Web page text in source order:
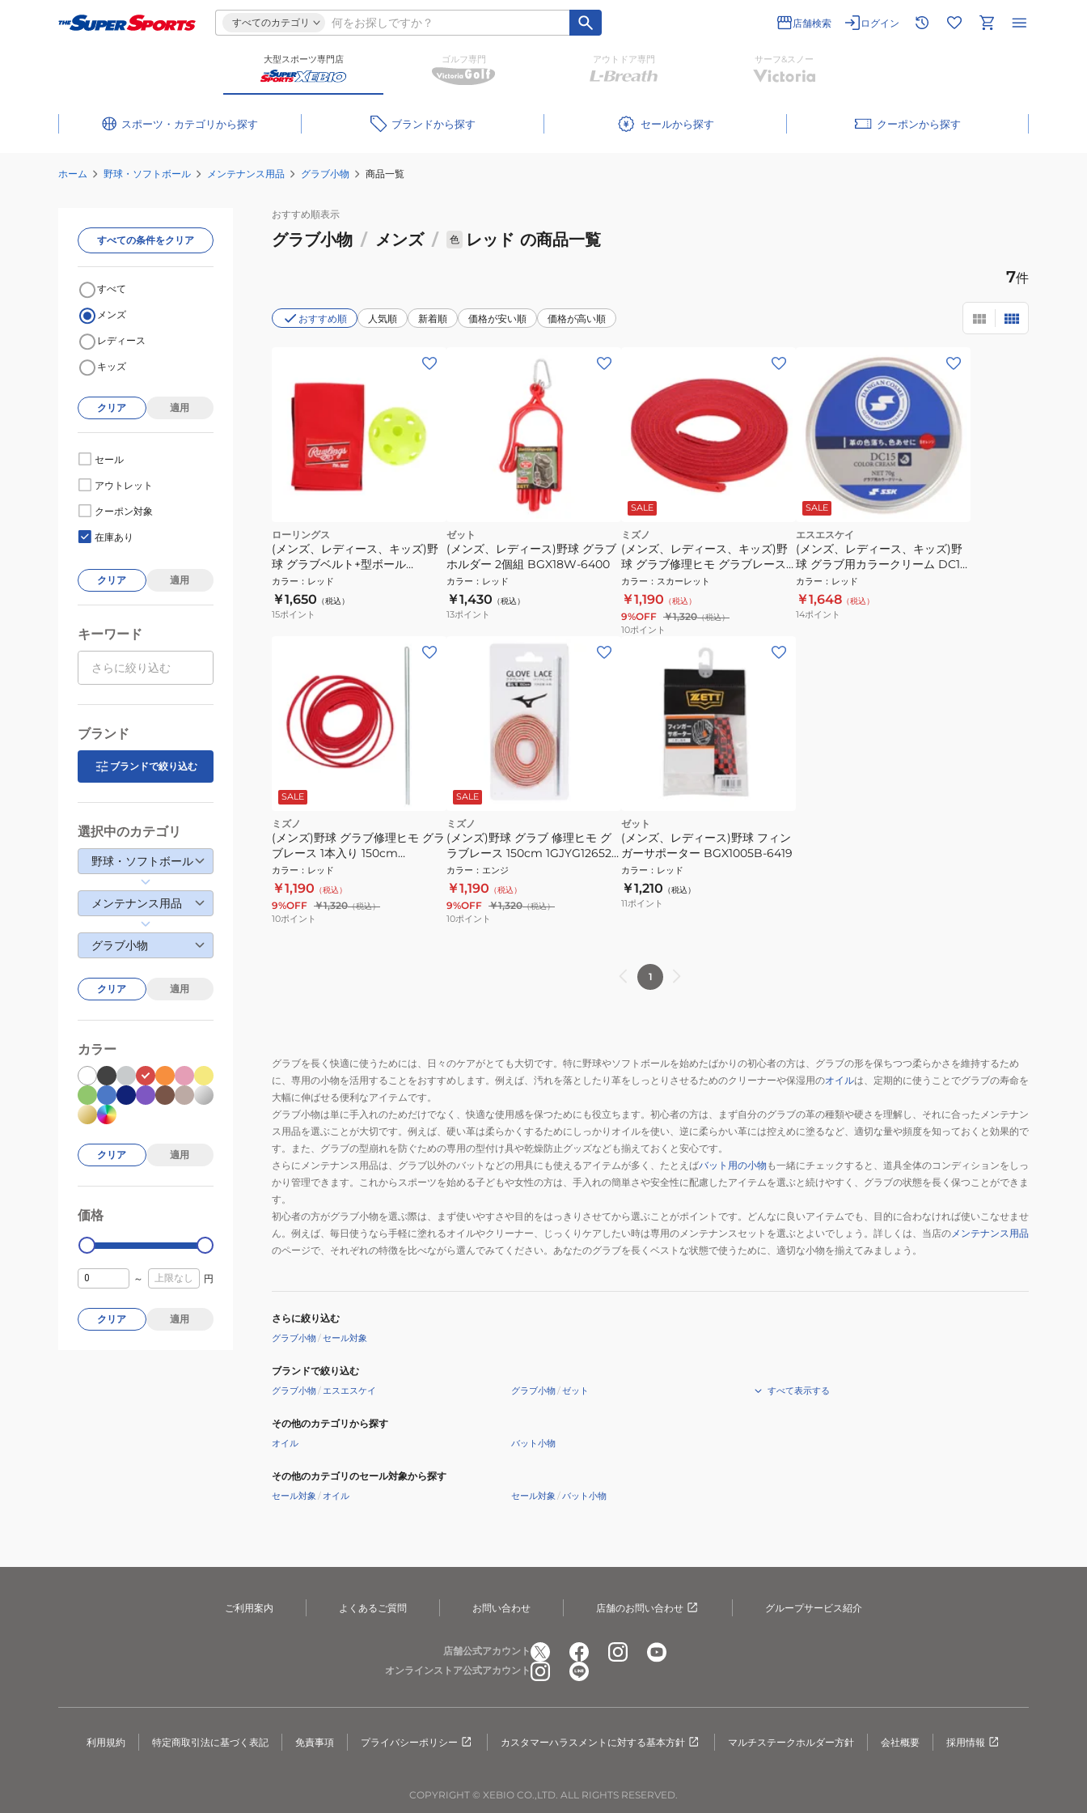
すべてのカテゴリ 店舗検索 ログイン
大型スポーツ専門店 ゴルフ専門 アウトドア専門 サーフ&スノー
スポーツ・カテゴリ ブランド セール クーポン
ホーム 野球・ソフトボール メンテナンス用品 グラブ小物 商品一覧
おすすめ順表示
グラブ小物 / メンズ / 色 レッド の商品一覧
7件
おすすめ順 人気順 新着順 価格が安い順 価格が高い順
ローリングス
(メンズ、レディース、キッズ)野
球 グラブベルト+型ボール
EACL14S01-RD/RD
カラー ： レッド
￥1,650 （税込）
15ポイント
ゼット
(メンズ、レディース)野球 グラブ
ホルダー 2個組 BGX18W-6400
カラー ： レッド
￥1,430 （税込）
13ポイント
SALE
ミズノ
(メンズ、レディース、キッズ)野
球 グラブ修理ヒモ グラブレース 1
本入り 150cm 1GJYG12570 1P
カラー ： スカーレット
￥1,190 （税込）
9%OFF ￥1,320（税込）
10ポイント
SALE
エスエスケイ
(メンズ、レディース、キッズ)野
球 グラブ用カラークリーム DC15-
BORG
カラー ： レッド
￥1,648 （税込）
14ポイント
SALE
ミズノ
(メンズ)野球 グラブ修理ヒモ グラ
ブレース 1本入り 150cm
1GJYG12562 1P
カラー ： レッド
￥1,190 （税込）
9%OFF ￥1,320（税込）
10ポイント
SALE
ミズノ
(メンズ)野球 グラブ 修理ヒモ グ
ラブレース 150cm 1GJYG12652
1P
カラー ： エンジ
￥1,190 （税込）
9%OFF ￥1,320（税込）
10ポイント
ゼット
(メンズ、レディース)野球 フィン
ガーサポーター BGX1005B-6419
カラー ： レッド
￥1,210 （税込）
11ポイント
1
グラブを長く快適に使うためには、日々のケアがとても大切です。特に野球やソフトボールを始めたばかりの初心者の方は、グラブの形を保ちつつ柔らかさを維持するため
に、専用の小物を活用することをおすすめします。例えば、汚れを落としたり革をしっとりさせるためのクリーナーや保湿用のオイルは、定期的に使うことでグラブの寿命を
大幅に伸ばせる便利なアイテムです。
グラブ小物は単に手入れのためだけでなく、快適な使用感を保つためにも役立ちます。初心者の方は、まず自分のグラブの革の種類や硬さを理解し、それに合ったメンテナン
ス用品を選ぶことが大切です。例えば、硬い革は柔らかくするためにしっかりオイルを使い、逆に柔らかい革には控えめに塗るなど、適切な量や頻度を知っておくと効果的で
す。また、グラブの型崩れを防ぐための専用の型付け具や乾燥防止グッズなども揃えておくと安心です。
さらにメンテナンス用品は、グラブ以外のバットなどの用具にも使えるアイテムが多く、たとえばバット用の小物 も一緒にチェックすると、道具全体のコンディションをしっ
かり管理できます。これからスポーツを始める子どもや女性の方は、手入れの簡単さや安全性に配慮したアイテムを選ぶと続けやすく、グラブの状態を長く保つことができま
す。
初心者の方がグラブ小物を選ぶ際は、まず使いやすさや目的をはっきりさせてから選ぶことがポイントです。どんなに良いアイテムでも、目的に合わなければ使いこなせませ
ん。例えば、毎日使うなら手軽に塗れるオイルやクリーナー、じっくりケアしたい時は専用のメンテナンスセットを選ぶとよいでしょう。詳しくは、当店の メンテナンス用品
のページで、それぞれの特徴を比べながら選んでみてください。あなたのグラブを長くベストな状態で使うために、適切な小物を揃えてみましょう。
さらに絞り込む
グラブ小物/セール対象
ブランドで絞り込む
グラブ小物/エスエスケイ グラブ小物/ゼット すべて表示する
その他のカテゴリから探す
オイル バット小物
その他のカテゴリのセール対象から探す
セール対象 / オイル セール対象 /バット小物
すべての条件をクリア
すべて
メンズ
レディース
キッズ
クリア 適用
セール
アウトレット
クーポン対象
在庫あり
クリア 適用
キーワード
ブランド
ブランドで絞り込む
選択中のカテゴリ
野球・ソフトボール
メンテナンス用品
グラブ小物
クリア 適用
カラー
クリア 適用
価格
0
～ 円
クリア 適用
ご利用案内 よくあるご質問 お問い合わせ 店舗のお問い合わせ グループサービス紹介
店舗公式アカウント
オンラインストア公式アカウント
利用規約 特定商取引法に基づく表記 免責事項 プライバシーポリシー カスタマーハラスメントに対する基本方針 マルチステークホルダー方針 会社概要 採用情報
COPYRIGHT © XEBIO CO.,LTD. ALL RIGHTS RESERVED.